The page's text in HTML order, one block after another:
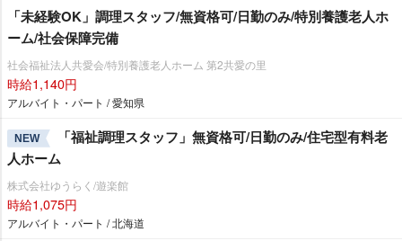
「未経験OK」調理スタッフ/無資格可/日勤のみ/特別養護老人ホ
ーム/社会保障完備
社会福祉法人共愛会/特別養護老人ホーム 第2共愛の里
時給1,140円
アルバイト・パート / 愛知県
NEW
「福祉調理スタッフ」無資格可/日勤のみ/住宅型有料老
人ホーム
株式会社ゆうらく/遊楽館
時給1,075円
アルバイト・パート / 北海道